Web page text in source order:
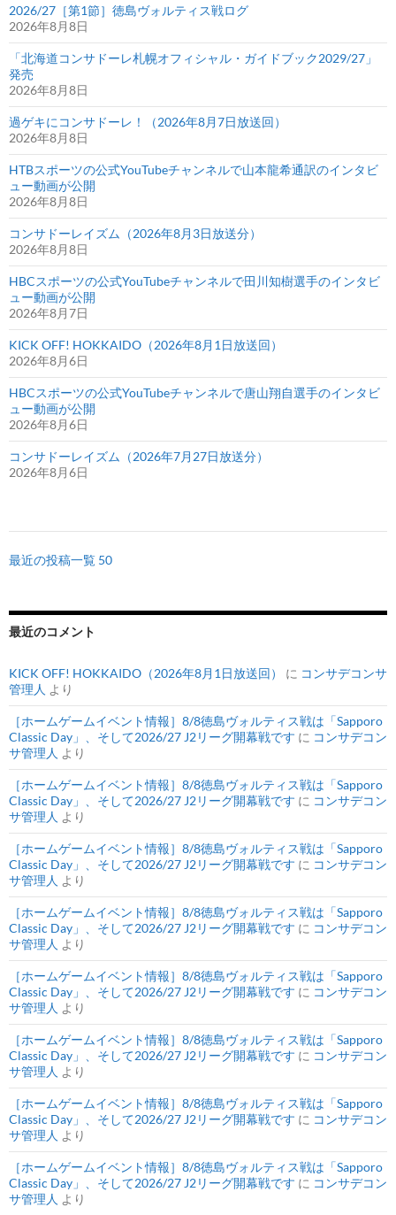
2026/27［第1節］徳島ヴォルティス戦ログ
2026年8月8日
「北海道コンサドーレ札幌オフィシャル・ガイドブック2029/27」
発売
2026年8月8日
過ゲキにコンサドーレ！（2026年8月7日放送回）
2026年8月8日
HTBスポーツの公式YouTubeチャンネルで山本龍希通訳のインタビ
ュー動画が公開
2026年8月8日
コンサドーレイズム（2026年8月3日放送分）
2026年8月8日
HBCスポーツの公式YouTubeチャンネルで田川知樹選手のインタビ
ュー動画が公開
2026年8月7日
KICK OFF! HOKKAIDO（2026年8月1日放送回）
2026年8月6日
HBCスポーツの公式YouTubeチャンネルで唐山翔自選手のインタビ
ュー動画が公開
2026年8月6日
コンサドーレイズム（2026年7月27日放送分）
2026年8月6日
最近の投稿一覧 50
最近のコメント
KICK OFF! HOKKAIDO（2026年8月1日放送回） に コンサデコンサ
管理人 より
［ホームゲームイベント情報］8/8徳島ヴォルティス戦は「Sapporo
Classic Day」、そして2026/27 J2リーグ開幕戦です に コンサデコン
サ管理人 より
［ホームゲームイベント情報］8/8徳島ヴォルティス戦は「Sapporo
Classic Day」、そして2026/27 J2リーグ開幕戦です に コンサデコン
サ管理人 より
［ホームゲームイベント情報］8/8徳島ヴォルティス戦は「Sapporo
Classic Day」、そして2026/27 J2リーグ開幕戦です に コンサデコン
サ管理人 より
［ホームゲームイベント情報］8/8徳島ヴォルティス戦は「Sapporo
Classic Day」、そして2026/27 J2リーグ開幕戦です に コンサデコン
サ管理人 より
［ホームゲームイベント情報］8/8徳島ヴォルティス戦は「Sapporo
Classic Day」、そして2026/27 J2リーグ開幕戦です に コンサデコン
サ管理人 より
［ホームゲームイベント情報］8/8徳島ヴォルティス戦は「Sapporo
Classic Day」、そして2026/27 J2リーグ開幕戦です に コンサデコン
サ管理人 より
［ホームゲームイベント情報］8/8徳島ヴォルティス戦は「Sapporo
Classic Day」、そして2026/27 J2リーグ開幕戦です に コンサデコン
サ管理人 より
［ホームゲームイベント情報］8/8徳島ヴォルティス戦は「Sapporo
Classic Day」、そして2026/27 J2リーグ開幕戦です に コンサデコン
サ管理人 より